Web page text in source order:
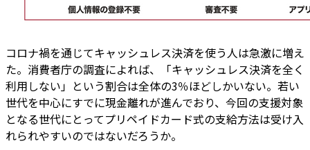
コロナ禍を通じてキャッシュレス決済を使う人は急激に増え
た。消費者庁の調査によれば、「キャッシュレス決済を全く
利用しない」という割合は全体の3％ほどしかいない。若い
世代を中心にすでに現金離れが進んでおり、今回の支援対象
となる世代にとってプリペイドカード式の支給方法は受け入
れられやすいのではないだろうか。